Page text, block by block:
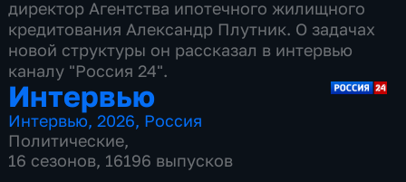
директор Агентства ипотечного жилищного
кредитования Александр Плутник. О задачах
новой структуры он рассказал в интервью
каналу "Россия 24".
Интервью
Интервью,2026, Россия
Политические,
16 сезонов, 16196 выпусков